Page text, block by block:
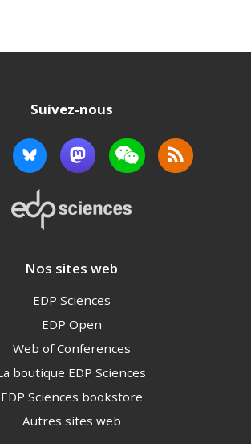
Nos sites web
EDP Sciences
EDP Open
Web of Conferences
boutique EDP Sciences
EDP Sciences bookstore
Autres sites web
Suivez-nous